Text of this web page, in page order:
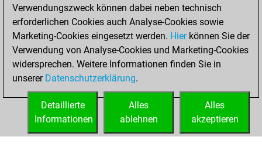
Montag, Februar
24, 2025
You played 76
slow games
Play
You scored +57
=3 -16 in slow games
Verwendungszweck können dabei neben technisch
erforderlichen Cookies auch Analyse-Cookies sowie
Marketing-Cookies eingesetzt werden. Hierkönnen Sie der
Verwendung von Analyse-Cookies und Marketing-Cookies
widersprechen. Weitere Informationen finden Sie in
unserer Datenschutzerklärung.
Alles
akzeptieren
Alles
ablehnen
Detaillierte
Informationen